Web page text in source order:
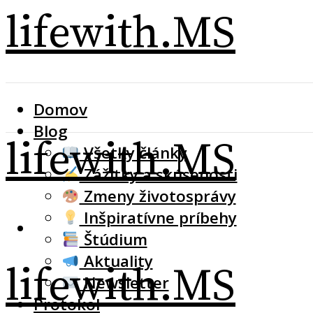
lifewith.MS
Domov
Blog
Všetky články
Zážitky a skúsenosti
Zmeny životosprávy
Inšpiratívne príbehy
Štúdium
Aktuality
Newsletter
Protokol
lifewith.MS
lifewith.MS